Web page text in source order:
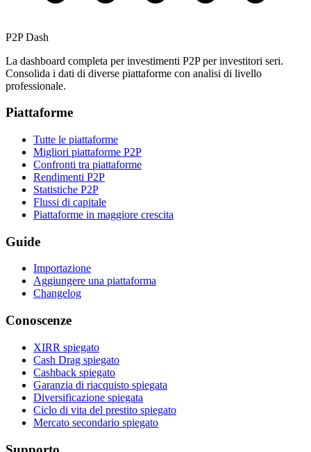
P2P Dash
La dashboard completa per investimenti P2P per investitori seri.
Consolida i dati di diverse piattaforme con analisi di livello
professionale.
Piattaforme
Tutte le piattaforme
Migliori piattaforme P2P
Confronti tra piattaforme
Rendimenti P2P
Statistiche P2P
Flussi di capitale
Piattaforme in maggiore crescita
Guide
Importazione
Aggiungere una piattaforma
Changelog
Conoscenze
XIRR spiegato
Cash Drag spiegato
Cashback spiegato
Garanzia di riacquisto spiegata
Diversificazione spiegata
Ciclo di vita del prestito spiegato
Mercato secondario spiegato